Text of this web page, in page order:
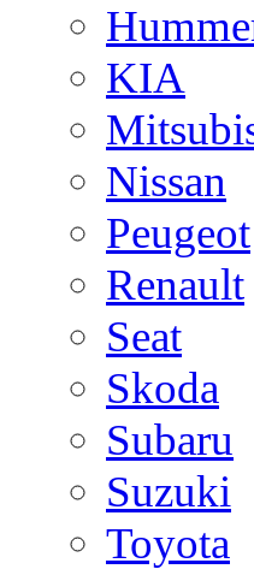
KIA
Nissan
Peugeot
Renault
Seat
Skoda
Subaru
Suzuki
Toyota